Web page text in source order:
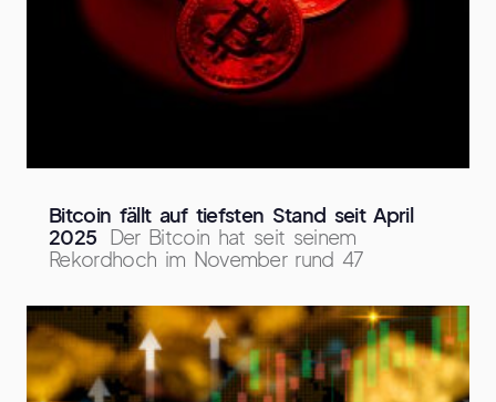
Bitcoin fällt auf tiefsten Stand seit April
2025 Der Bitcoin hat seit seinem
Rekordhoch im November rund 47